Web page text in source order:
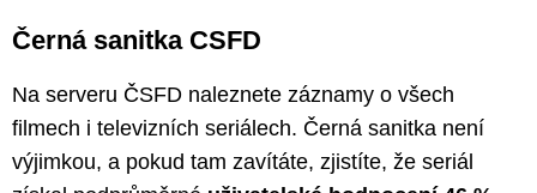
Černá sanitka CSFD
Na serveru ČSFD naleznete záznamy o všech
filmech i televizních seriálech. Černá sanitka není
výjimkou, a pokud tam zavítáte, zjistíte, že seriál